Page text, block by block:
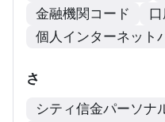
金融機関コード
個人インターネット
さ
シティ信金パーソナ